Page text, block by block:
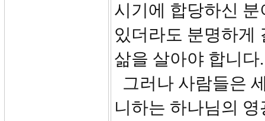
시기에 합당하신
있더라도 분명하게
삶을 살아야 합니다.
그러나 사람들은
니하는 하나님의